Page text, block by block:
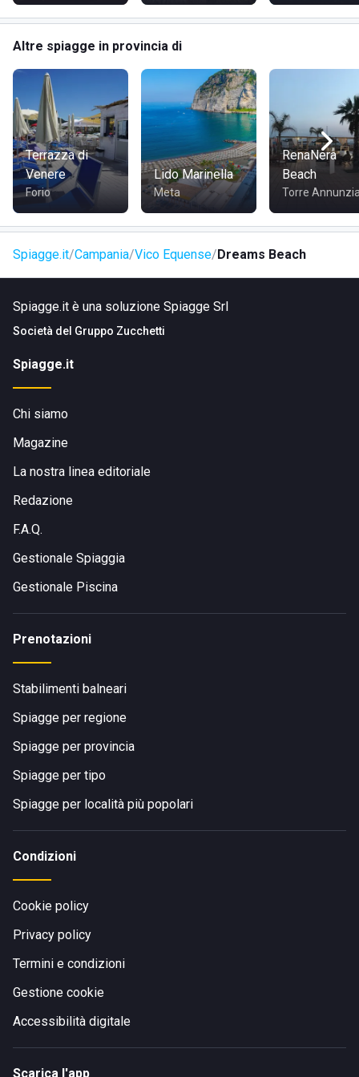
In auto:Accessibile da Napoli, Sorrento e Positano,
con ampi parcheggi gratuiti disponibili in loco.
In treno:
La stazione ferroviaria di Vico Equense si
trova a circa 1 km dal locale. Si può prendere un taxi o
un autobus per arrivare facilmente al Dreams Dynamic
Lounge.
In autobus:Diverse linee collegano Vico Equense alle
città vicine, con la fermata "Strada Statale 145
Sorrentina" a breve distanza dal locale.
raggiungibile in battello dalle città vicine come Sorrento
e Positano.
Visita il sito di Dreams Beach
Altre spiagge in provincia di
Terrazza di
Venere
Forio
Lido Marinella
Meta
RenaNera
Beach
Torre
Spiagge.it Campania Vico Equense Dreams Beach
Spiagge.it è una soluzione Spiagge Srl
Società del Gruppo Zucchetti
Spiagge.it
Chi siamo
Magazine
La nostra linea editoriale
Redazione
F.A.Q.
Gestionale Spiaggia
Gestionale Piscina
Prenotazioni
Stabilimenti balneari
Spiagge per regione
Spiagge per provincia
Spiagge per tipo
Spiagge per località più popolari
Condizioni
Cookie policy
Privacy policy
Termini e condizioni
Gestione cookie
Accessibilità digitale
Scarica l'app